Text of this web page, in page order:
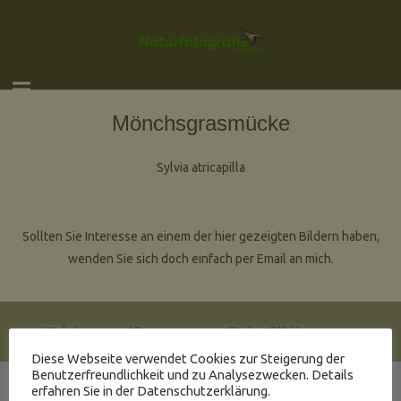
Mönchsgrasmücke
Sylvia atricapilla
Sollten Sie Interesse an einem der hier gezeigten Bildern haben,
wenden Sie sich doch einfach per Email an mich.
Webdesign und Programmierung Stefan Ott |Impressum
Diese Webseite verwendet Cookies zur Steigerung der
Benutzerfreundlichkeit und zu Analysezwecken. Details
erfahren Sie in der Datenschutzerklärung.